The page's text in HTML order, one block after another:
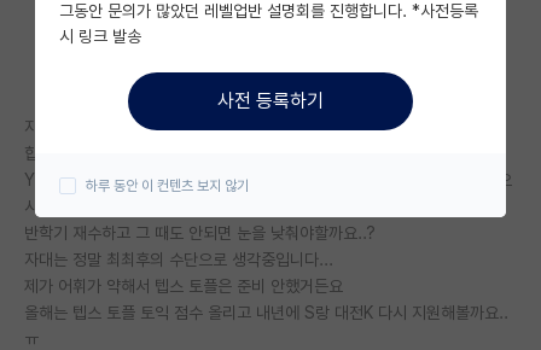
미국 유학 게시판
미국 대학원 합격 후기 게시판
대학원생 모집 게시판
연구실(PI) 홍보 게시판
석박사 채용 정보 게시판
임용 정보 게시판
자대는 국립대고 카이 1차 붙은 상황입니다
합성생물학, 대사공학쪽 연구하고 싶은데
YK SH은 거의 티오가 없는 것 같습니다.. (한 분은 내년까지도 계획이 없으
시다고 하시네요ㅠㅠ)
반학기 재수하고 그 때도 안되면 눈을 낮춰야할까요..?
자대는 정말 최최후의 수단으로 생각중입니다...
제가 어휘가 약해서 텝스 토플은 준비 안했거든요
올해는 텝스 토플 토익 점수 올리고 내년에 S랑 대전K 다시 지원해볼까요..
ㅠ
그동안 문의가 많았던 레벨업반 설명회를 진행합니다. *사전등록
시 링크 발송
사전 등록하기
하루 동안 이 컨텐츠 보지 않기